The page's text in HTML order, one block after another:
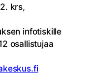
krs,
infotiskille
osallistujaa